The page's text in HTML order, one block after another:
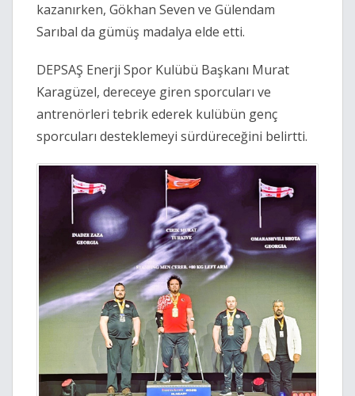
kazanırken, Gökhan Seven ve Gülendam
Sarıbal da gümüş madalya elde etti.
DEPSAŞ Enerji Spor Kulübü Başkanı Murat
Karagüzel, dereceye giren sporcuları ve
antrenörleri tebrik ederek kulübün genç
sporcuları desteklemeyi sürdüreceğini belirtti.